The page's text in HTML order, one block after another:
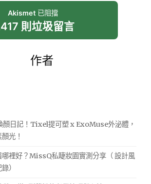
Akismet已阻擋
則垃圾留言
作者
顏日記！Tixel提可塑 x ExoMuse外泌體，
光！
哪裡好？MissQ私睫妝園實測分享（ 設計風
）